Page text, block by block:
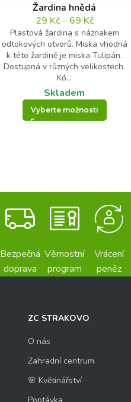
Žardina hnědá
29 Kč– 69 Kč
Plastová žardina s náznakem
odtokových otvorů. Miska vhodná
k této žardině je miska Tulipán.
Dostupná v různých velikostech.
Kó...
Skladem
Vyberte možnosti
Bezpečná
doprava
Věrnostní
program
Vrácení
peněz
ZC STRAKOVO
O nás
Zahradní centrum
🌸 Květinářství